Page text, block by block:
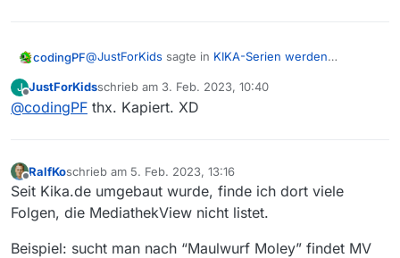
codingPF@JustForKids sagte in KIKA-Serien werden
@ codingPFDie Schlussfolgerung verstehe ich
ist das Ausstrahlungsdatum auf der
Webseite für die TV-Episoden aktuell und
nur wenige Tage zurückliegend, siehe
Droners.
Auch eine “Bereinigung” von bspw.
Duplikaten wäre unerwünscht, schließlich
sollen alle Episoden in allen Mediatheken
gefunden werden.
Hier ging es mit um deinen Kommentar zu “Finale
J
Offline
JustForKidsschrieb am 3. Feb. 2023, 10:40
zuletzt editiert von
@codingPF thx. Kapiert. XD
Offline
RalfKoschrieb am 5. Feb. 2023, 13:16
zuletzt editiert von
Seit Kika.de umgebaut wurde, finde ich dort viele
Folgen, die MediathekView nicht listet.
Beispiel: sucht man nach “Maulwurf Moley” findet MV